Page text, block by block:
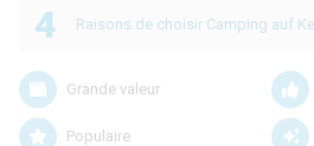
4 Raisons de choisir Camping auf
Grande valeur
Populaire